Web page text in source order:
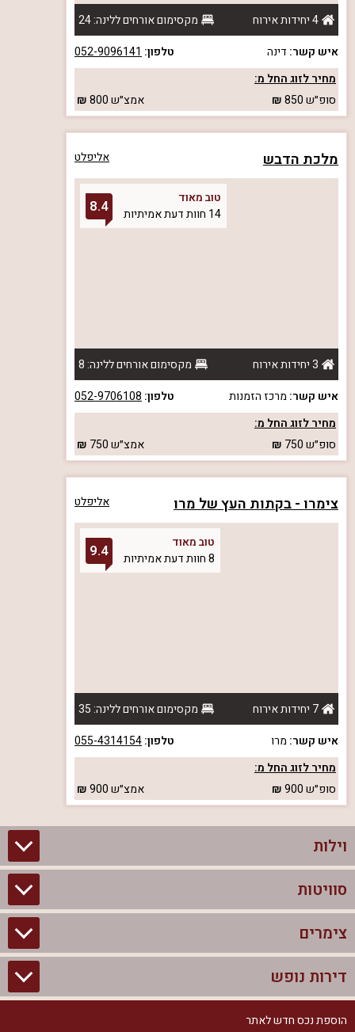
4 יחידות אירוח
מקסימום אורחים ללינה: 24
איש קשר: דינה טלפון: 052-9096141
מחיר לזוג החל מ:
סופ״ש850 אמצ״ש800
מלכת הדבש אליפלט
טוב מאוד
14 חוות דעת אמיתיות
8.4
3 יחידות אירוח
מקסימום אורחים ללינה: 8
איש קשר: מרכז הזמנות טלפון: 052-9706108
מחיר לזוג החל מ:
סופ״ש750 אמצ״ש750
צימרו - בקתות העץ של מרו אליפלט
טוב מאוד
8 חוות דעת אמיתיות
9.4
7 יחידות אירוח
מקסימום אורחים ללינה: 35
איש קשר: מרו טלפון:055-4314154
מחיר לזוג החל מ:
סופ״ש900 אמצ״ש900
וילות
וילות בצפון
וילות להשכרה
וילות למסיבת רווקים
סוויטות
סוויטות בצפון
צימרים לזוגות עם בריכה פרטית
צימרים
צימרים בצפון
צימרים לזוגות
דירות נופש
דירות נופש בצפון
הוספת נכס חדש לאתר